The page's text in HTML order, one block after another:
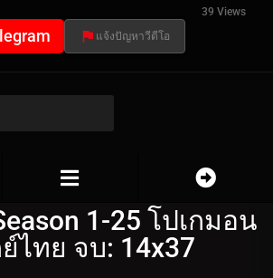
39 Views
แจ้งปัญหาวีดีโอ
1-25 โปเกมอน
ไทย จบ: 14x37